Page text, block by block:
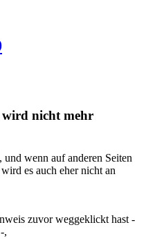
wird nicht mehr
wenn auf anderen Seiten
es auch eher nicht an
zuvor weggeklickt hast -
,